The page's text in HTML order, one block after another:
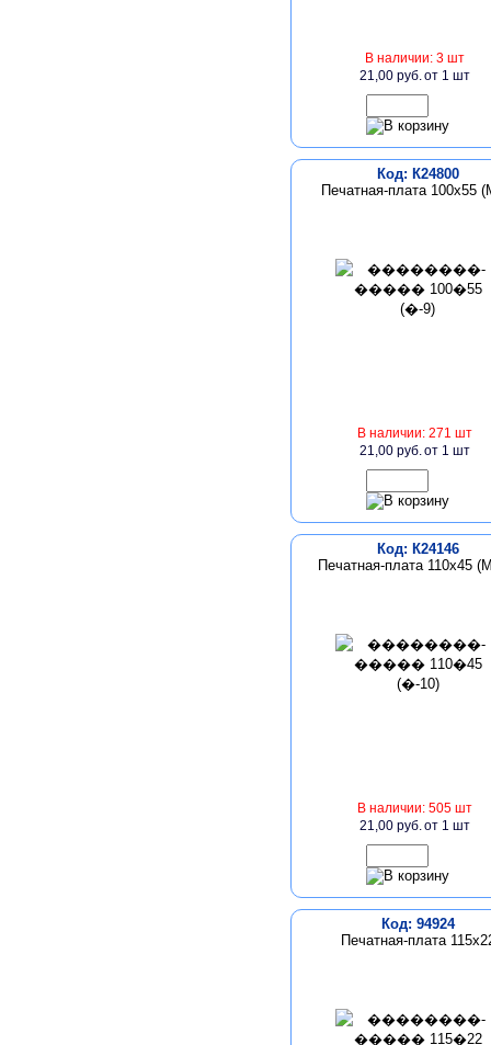
В наличии: 3 шт
21,00 руб.от 1 шт
Код: К24800
Печатная-плата 100х55
В наличии: 271 шт
21,00 руб.от 1 шт
Код: К24146
Печатная-плата 110х45
В наличии: 505 шт
21,00 руб.от 1 шт
Код: 94924
Печатная-плата